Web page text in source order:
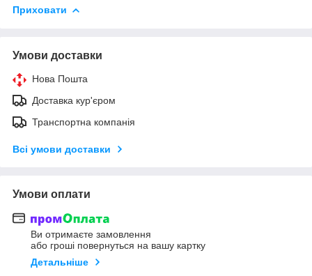
Приховати
Умови доставки
Нова Пошта
Доставка кур'єром
Транспортна компанія
Всі умови доставки
Умови оплати
Ви отримаєте замовлення
або гроші повернуться на вашу картку
Детальніше